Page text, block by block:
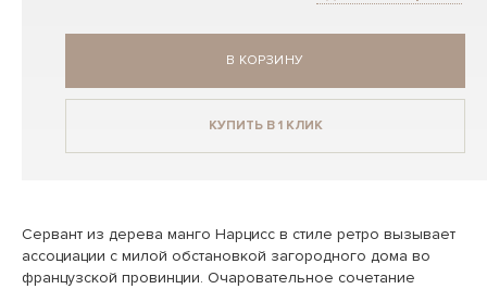
В КОРЗИНУ
КУПИТЬ В 1 КЛИК
Сервант из дерева манго Нарцисс в стиле ретро вызывает
ассоциации с милой обстановкой загородного дома во
французской провинции. Очаровательное сочетание